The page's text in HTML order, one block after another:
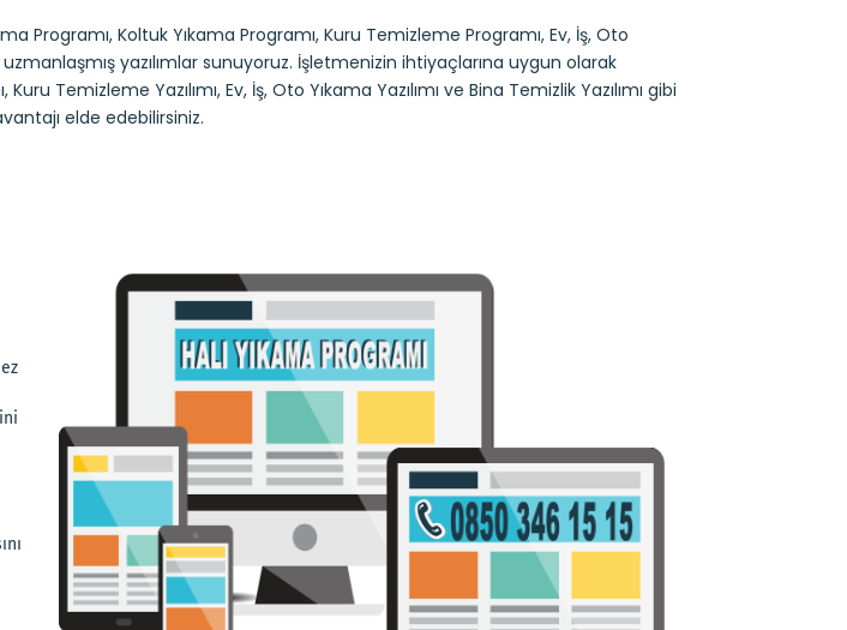
Programı, Koltuk Yıkama Programı, Kuru Temizleme Programı, Ev, İş, Oto
yazılımlar sunuyoruz. İşletmenizin ihtiyaçlarına uygun olarak
Temizleme Yazılımı, Ev, İş, Oto Yıkama Yazılımı ve Bina Temizlik Yazılımı gibi
elde edebilirsiniz.